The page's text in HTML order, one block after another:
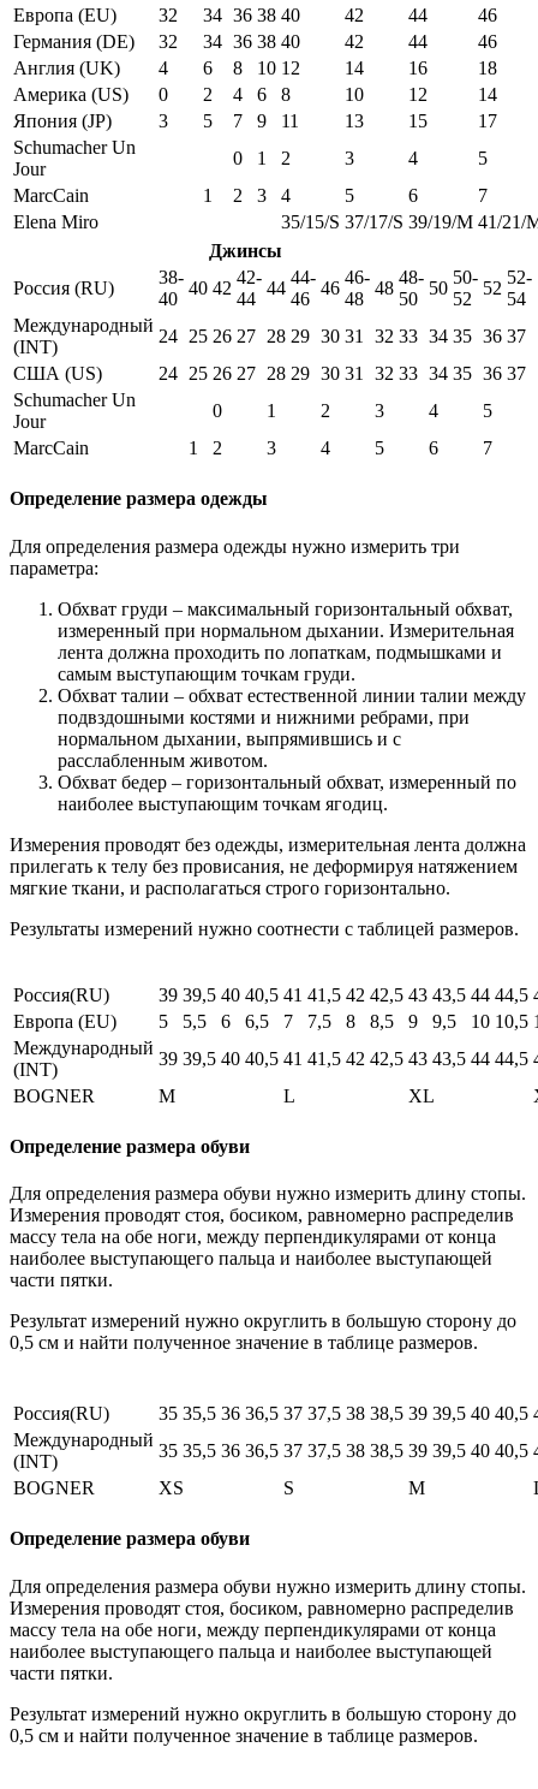
Европа (EU)
32 34 36 38 40 42 44
46
Германия (DE)
32 34 36 38 40 42 44
46
Англия (UK)
4 6 8 10 12 14 16
18
Америка (US)
0 2 4 6 8 10 12
14
Япония (JP)
3 5 7 9 11 13 15
17
Schumacher Un
Jour
0 1 2 3 4
5
MarcCain
1 2 3 4 5 6
7
Elena Miro
35/15/S 37/17/S 39/19/M 41/21/
Джинсы
Россия (RU)
38-
40
40 42
42-
44
44
44-
46
46
46-
48
48
48-
50
50
50-
52
52
52-
54
Международный
(INT)
24 25 26 27 28 29 30 31 32 33 34 35 36 37
США (US)
24 25 26 27 28 29 30 31 32 33 34 35 36 37
Schumacher Un
Jour
0 1 2 3 4
5
MarcCain
1 2 3 4 5 6 7
Определение размера одежды
Для определения размера одежды нужно измерить три
параметра:
Обхват груди – максимальный горизонтальный обхват,
измеренный при нормальном дыхании. Измерительная
лента должна проходить по лопаткам, подмышками и
самым выступающим точкам груди.
Обхват талии – обхват естественной линии талии между
подвздошными костями и нижними ребрами, при
нормальном дыхании, выпрямившись и с
расслабленным животом.
Обхват бедер – горизонтальный обхват, измеренный по
наиболее выступающим точкам ягодиц.
Измерения проводят без одежды, измерительная лента должна
прилегать к телу без провисания, не деформируя натяжением
мягкие ткани, и располагаться строго горизонтально.
Результаты измерений нужно соотнести с таблицей размеров.
Россия(RU) 39 39,5 40 40,5 41 41,5 42 42,5 43 43,5 44 44,5
Европа (EU)
5 5,5 6 6,5 7 7,5 8 8,5 9 9,5 10 10,5
Международный
(INT)
39 39,5 40 40,5 41 41,5 42 42,5 43 43,5 44 44,5
BOGNER
M L XL
Определение размера обуви
Для определения размера обуви нужно измерить длину стопы.
Измерения проводят стоя, босиком, равномерно распределив
массу тела на обе ноги, между перпендикулярами от конца
наиболее выступающего пальца и наиболее выступающей
части пятки.
Результат измерений нужно округлить в большую сторону до
0,5 см и найти полученное значение в таблице размеров.
Россия(RU) 35 35,5 36 36,5 37 37,5 38 38,5 39 39,5 40 40,5
Международный
(INT)
35 35,5 36 36,5 37 37,5 38 38,5 39 39,5 40 40,5
BOGNER
XS S M
Определение размера обуви
Для определения размера обуви нужно измерить длину стопы.
Измерения проводят стоя, босиком, равномерно распределив
массу тела на обе ноги, между перпендикулярами от конца
наиболее выступающего пальца и наиболее выступающей
части пятки.
Результат измерений нужно округлить в большую сторону до
0,5 см и найти полученное значение в таблице размеров.